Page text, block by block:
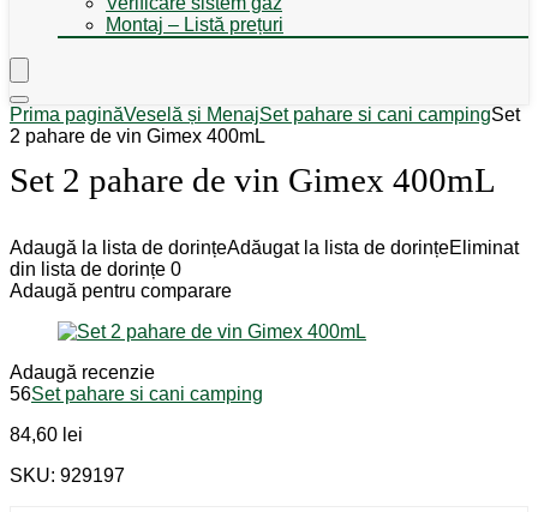
Montaj – Listă prețuri
Prima paginăVeselă și MenajSet pahare si cani campingSet
2 pahare de vin Gimex 400mL
Set 2 pahare de vin Gimex 400mL
Adaugă la lista de dorințeAdăugat la lista de dorințeEliminat
din lista de dorințe 0
Adaugă pentru comparare
Adaugă recenzie
56Set pahare si cani camping
84,60 lei
SKU: 929197